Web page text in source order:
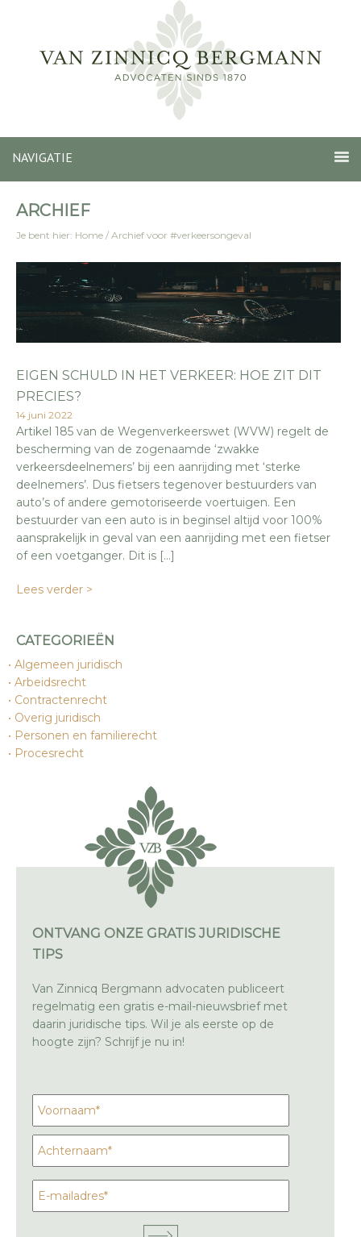
NAVIGATIE
ARCHIEF
Je bent hier: Home / Archief voor #verkeersongeval
EIGEN SCHULD IN HET VERKEER: HOE ZIT DIT
PRECIES?
14 juni 2022
Artikel 185 van de Wegenverkeerswet (WVW) regelt de
bescherming van de zogenaamde ‘zwakke
verkeersdeelnemers’ bij een aanrijding met ‘sterke
deelnemers’. Dus fietsers tegenover bestuurders van
auto’s of andere gemotoriseerde voertuigen. Een
bestuurder van een auto is in beginsel altijd voor 100%
aansprakelijk in geval van een aanrijding met een fietser
of een voetganger. Dit is […]
Lees verder >
CATEGORIEËN
Algemeen juridisch
Arbeidsrecht
Contractenrecht
Overig juridisch
Personen en familierecht
Procesrecht
ONTVANG ONZE GRATIS JURIDISCHE
TIPS
Van Zinnicq Bergmann advocaten publiceert
regelmatig een gratis e-mail-nieuwsbrief met
daarin juridische tips. Wil je als eerste op de
hoogte zijn? Schrijf je nu in!